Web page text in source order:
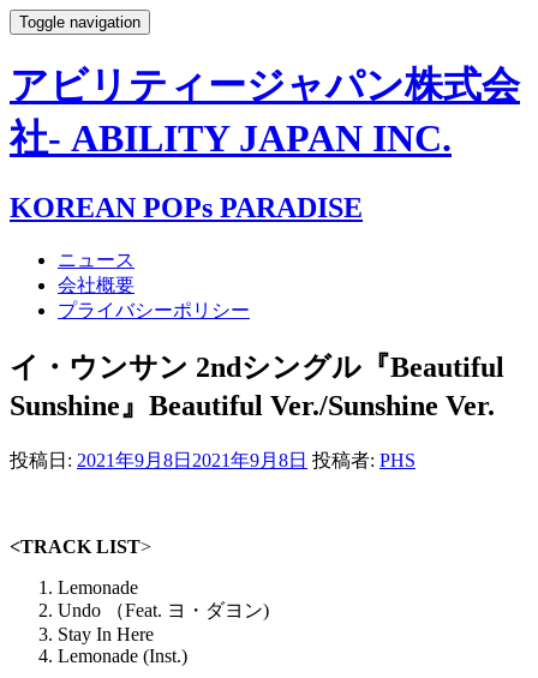
Toggle navigation
アビリティージャパン株式会
社- ABILITY JAPAN INC.
KOREAN POPs PARADISE
ニュース
会社概要
プライバシーポリシー
イ・ウンサン 2ndシングル『Beautiful
Sunshine』Beautiful Ver./Sunshine Ver.
投稿日: 2021年9月8日 2021年9月8日 投稿者: PHS
<TRACK LIST>
Lemonade
Undo （Feat. ヨ・ダヨン)
Stay In Here
Lemonade (Inst.)